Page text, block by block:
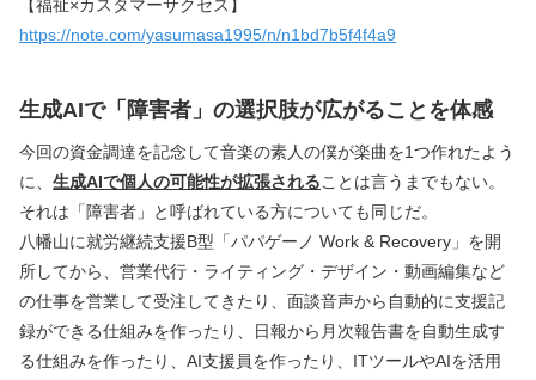
【福祉×カスタマーサクセス】
https://note.com/yasumasa1995/n/n1bd7b5f4f4a9
生成AIで「障害者」の選択肢が広がることを体感
今回の資金調達を記念して音楽の素人の僕が楽曲を1つ作れたよう
に、 生成AIで個人の可能性が拡張されることは言うまでもない。
それは「障害者」と呼ばれている方についても同じだ。
八幡山に就労継続支援B型「パパゲーノ Work & Recovery」を開
所してから、営業代行・ライティング・デザイン・動画編集など
の仕事を営業して受注してきたり、面談音声から自動的に支援記
録ができる仕組みを作ったり、日報から月次報告書を自動生成す
る仕組みを作ったり、AI支援員を作ったり、ITツールやAIを活用